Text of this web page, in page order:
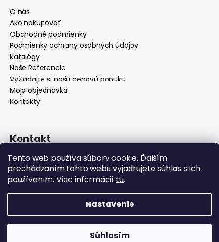
Tento web používa súbory cookie. Ďalším
prechádzaním tohto webu vyjadrujete súhlas s ich
používaním. Viac informácií tu.
Nastavenie
Súhlasím
Zariaďujete hotel, reštauráciu alebo kaviareň? Pri väčšom
odbere vám radi pripravíme cenovú ponuku na mieru –
O nás
Ako nakupovať
Obchodné podmienky
Podmienky ochrany osobných údajov
Katalógy
Naše Referencie
Vyžiadajte si našu cenovú ponuku
Moja objednávka
Kontakty
Kontakt
info@seevey.sk
+421 907 167 346
+421 911 387 731
Vytvoril Shoptet
SEEVEY s.r.o.. Všetky práva vyhradené.